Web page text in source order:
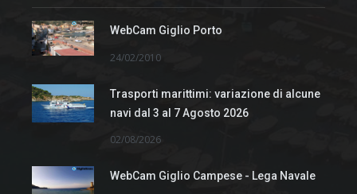
WebCam Giglio Porto
24/02/2010
Trasporti marittimi: variazione di alcune
navi dal 3 al 7 Agosto 2026
02/08/2026
WebCam Giglio Campese - Lega Navale